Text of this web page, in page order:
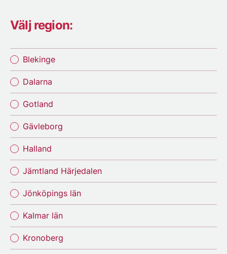
Välj region:
Blekinge
Dalarna
Gotland
Gävleborg
Halland
Jämtland Härjedalen
Jönköpings län
Kalmar län
Kronoberg